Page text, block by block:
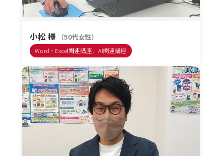
小松 様 （50代女性）
Word・Excel関連講座、AI関連講座